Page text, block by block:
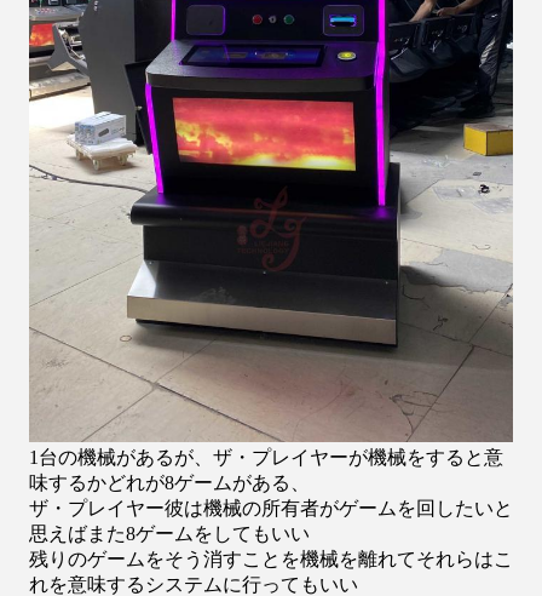
1台の機械があるが、ザ・プレイヤーが機械をすると意
味するかどれが8ゲームがある、
ザ・プレイヤー彼は機械の所有者がゲームを回したいと
思えばまた8ゲームをしてもいい
残りのゲームをそう 消すことを機械を離れてそれらはこ
れを意味するシステムに行ってもいい